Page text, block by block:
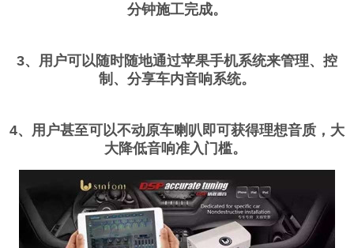
分钟施工完成。
3、用户可以随时随地通过苹果手机系统来管理、控
制、分享车内音响系统。
4、用户甚至可以不动原车喇叭即可获得理想音质，大
大降低音响准入门槛。